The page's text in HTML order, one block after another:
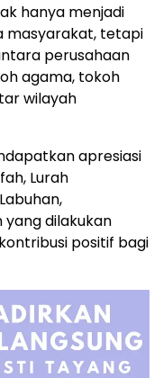
hanya menjadi
masyarakat, tetapi
perusahaan
agama, tokoh
wilayah
apresiasi
Lurah
dilakukan
positif bagi